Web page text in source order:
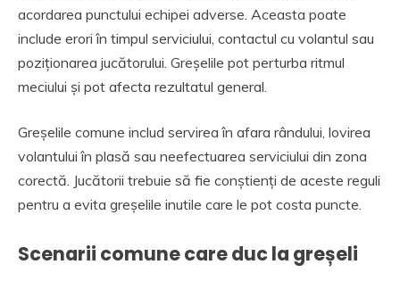
acordarea punctului echipei adverse. Aceasta poate
include erori în timpul serviciului, contactul cu volantul sau
poziționarea jucătorului. Greșelile pot perturba ritmul
meciului și pot afecta rezultatul general.
Greșelile comune includ servirea în afara rândului, lovirea
volantului în plasă sau neefectuarea serviciului din zona
corectă. Jucătorii trebuie să fie conștienți de aceste reguli
pentru a evita greșelile inutile care le pot costa puncte.
Scenarii comune care duc la greșeli